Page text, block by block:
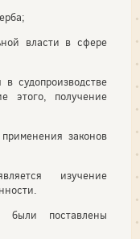
власти в сфере
судопроизводстве
этого, получение
законов
изучение
были поставлены